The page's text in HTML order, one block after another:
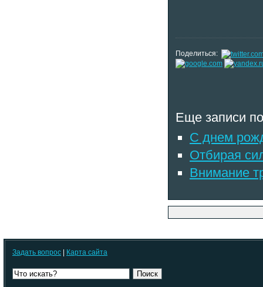
Поделиться:
Еще записи
С днем
Отбирая
Внимание
Задать вопрос Карта сайта
Поиск